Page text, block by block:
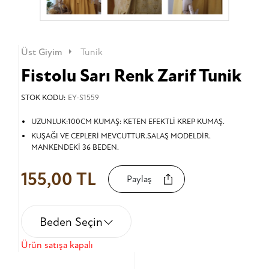
Üst Giyim Tunik
Fistolu Sarı Renk Zarif Tunik
STOK KODU: EY-S1559
UZUNLUK:100CM KUMAŞ: KETEN EFEKTLİ KREP KUMAŞ.
KUŞAĞI VE CEPLERİ MEVCUTTUR.SALAŞ MODELDİR.
MANKENDEKİ 36 BEDEN.
155,00 TL Paylaş
Beden Seçin
Ürün satışa kapalı